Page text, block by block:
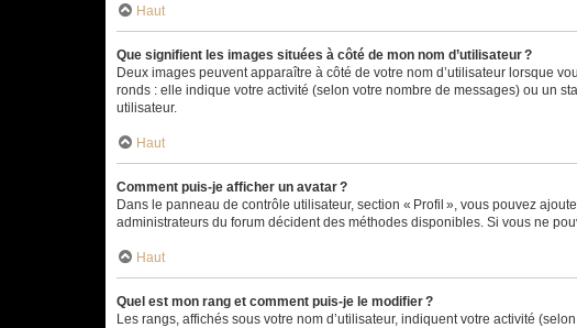
Haut
Que signifient les images situées à côté de mon nom d’utilisateur ?
Deux images peuvent apparaître à côté de votre nom d’utilisateur lorsque
ronds : elle indique votre activité (selon votre nombre de messages) ou un
utilisateur.
Haut
Comment puis-je afficher un avatar ?
Dans le panneau de contrôle utilisateur, section « Profil », vous pouvez
administrateurs du forum décident des méthodes disponibles. Si vous ne
Haut
Quel est mon rang et comment puis-je le modifier ?
Les rangs, affichés sous votre nom d’utilisateur, indiquent votre activité